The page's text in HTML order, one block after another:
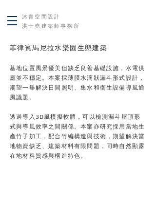
菲律賓馬尼拉水樂園生態建築
基地位置風景優美但缺乏良善基礎設施，水電供
應並不穩定。本案採薄膜水滴狀漏斗形式設計，
期望一舉解決日間照明、集水和衛生設備導風通
風議題。
透過導入3D風模擬軟體，可以檢測漏斗屋頂形
式與導風效率之間關係。本案亦研究採用當地生
產竹子加工，配合竹編構造與技術，期望解決當
地物資缺乏、建築材料有限問題，同時自然顯露
在地材料質感與構造特色。